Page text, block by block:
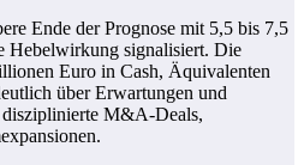
Ende der Prognose mit 5,5 bis 7,5
Hebelwirkung signalisiert. Die
Euro in Cash, Äquivalenten
über Erwartungen und
M&A-Deals,